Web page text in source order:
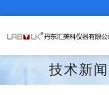
技术新闻